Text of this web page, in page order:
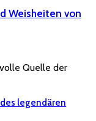
Weisheiten von
Quelle der
legendären